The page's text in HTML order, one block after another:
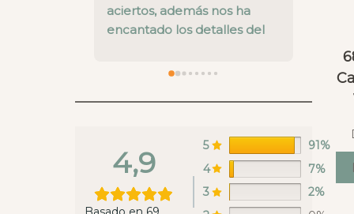
aciertos, además nos ha
encantado los detalles del
el
4,9 5
91%
4
7%
3
2%